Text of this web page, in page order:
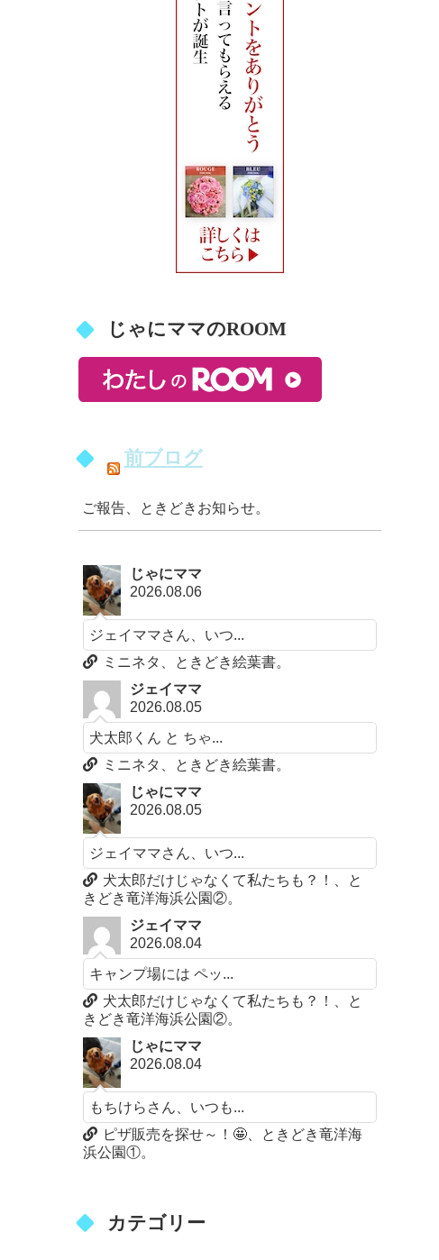
じゃにママのROOM
前ブログ
ご報告、ときどきお知らせ。
じゃにママ
2026.08.06
ジェイママさん、いつ...
ミニネタ、ときどき絵葉書。
ジェイママ
2026.08.05
犬太郎くん と ちゃ...
ミニネタ、ときどき絵葉書。
じゃにママ
2026.08.05
ジェイママさん、いつ...
犬太郎だけじゃなくて私たちも？！、と
きどき竜洋海浜公園②。
ジェイママ
2026.08.04
キャンプ場には ペッ...
犬太郎だけじゃなくて私たちも？！、と
きどき竜洋海浜公園②。
じゃにママ
2026.08.04
もちけらさん、いつも...
ピザ販売を探せ～！🤩、ときどき竜洋海
浜公園①。
カテゴリー